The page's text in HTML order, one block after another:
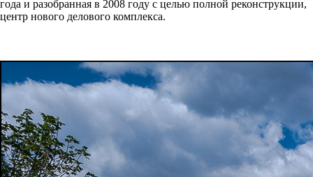
года и разобранная в 2008 году с целью полной реконструкции,
центр нового делового комплекса.